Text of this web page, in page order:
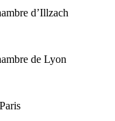
d’Illzach
de Lyon